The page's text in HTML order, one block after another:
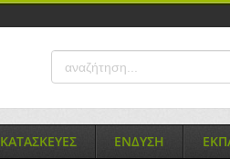
ΚΑΤΑΣΚΕΥΕΣ ΕΝΔΥΣΗ